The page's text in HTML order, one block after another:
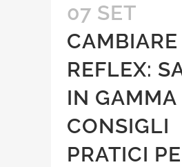
07 SET
REFLEX:
IN GAMMA
CONSIGLI
PRATICI